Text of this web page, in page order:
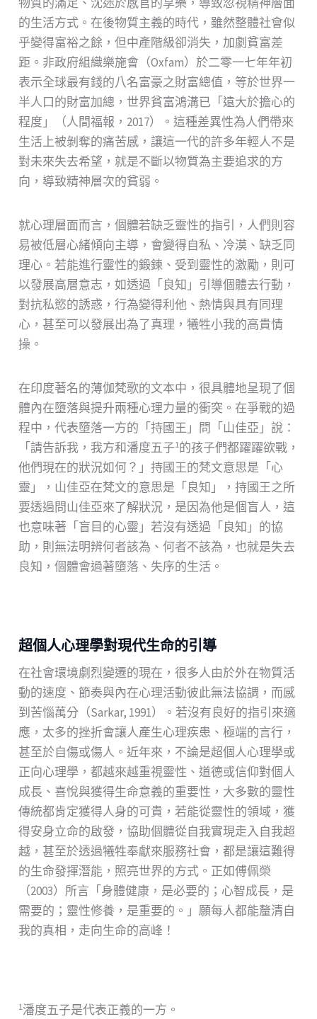
的⽣活⽅式。在後物質主義的時代，雖然整體社會似
乎變得富裕之餘，但中產階級卻消失，加劇貧富差
距。⾮政府組織樂施會（Oxfam）於⼆零⼀七年年初
表⽰全球最有錢的⼋名富豪之財富總值，等於世界⼀
半⼈⼝的財富加總，世界貧富鴻溝已「遠⼤於擔⼼的
程度」（⼈間福報，2017）。這種差異性為⼈們帶來
⽣活上被剝奪的痛苦感，讓這⼀代的許多年輕⼈不是
對未來失去希望，就是不斷以物質為主要追求的⽅
向，導致精神層次的貧弱。
就⼼理層⾯⽽⾔，個體若缺乏靈性的指引，⼈們則容
易被低層⼼緒傾向主導，會變得⾃私、冷漠、缺乏同
理⼼。若能進⾏靈性的鍛鍊、受到靈性的激勵，則可
以發展⾼層意志，如透過「良知」引導個體去⾏動，
對抗私慾的誘惑，⾏為變得利他、熱情與具有同理
⼼，甚⾄可以發展出為了真理，犧牲⼩我的⾼貴情
操。
在印度著名的薄伽梵歌的⽂本中，很具體地呈現了個
體內在墮落與提升兩種⼼理⼒量的衝突。在爭戰的過
程中，代表墮落⼀⽅的「持國王」問「⼭佳亞」說：
「請告訴我，我⽅和潘度五⼦1的孩⼦們都躍躍欲戰，
他們現在的狀況如何？」持國王的梵⽂意思是「⼼
靈」，⼭佳亞在梵⽂的意思是「良知」，持國王之所
要透過問⼭佳亞來了解狀況，是因為他是個盲⼈，這
也意味著「盲⽬的⼼靈」若沒有透過「良知」的協
助，則無法明辨何者該為、何者不該為，也就是失去
良知，個體會過著墮落、失序的⽣活。
超個⼈⼼理學對現代⽣命的引導
在社會環境劇烈變遷的現在，很多⼈由於外在物質活
動的速度、節奏與內在⼼理活動彼此無法協調，⽽感
到苦惱萬分（Sarkar, 1991）。若沒有良好的指引來適
應，太多的挫折會讓⼈產⽣⼼理疾患、極端的⾔⾏，
甚⾄於⾃傷或傷⼈。近年來，不論是超個⼈⼼理學或
正向⼼理學，都越來越重視靈性、道德或信仰對個⼈
成⾧、喜悅與獲得⽣命意義的重要性，⼤多數的靈性
傳統都肯定獲得⼈⾝的可貴，若能從靈性的領域，獲
得安⾝⽴命的啟發，協助個體從⾃我實現⾛⼊⾃我超
越，甚⾄於透過犧牲奉獻來服務社會，都是讓這難得
的⽣命發揮潛能，照亮世界的⽅式。正如傅佩榮
（2003）所⾔「⾝體健康，是必要的；⼼智成⾧，是
需要的；靈性修養，是重要的。」願每⼈都能釐清⾃
我的真相，⾛向⽣命的⾼峰！
1潘度五⼦是代表正義的⼀⽅。